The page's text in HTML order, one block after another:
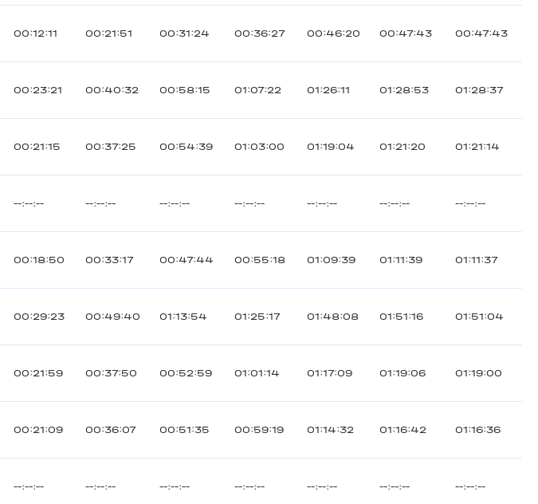
00:12:11 00:21:51 00:31:24 00:36:27 00:46:20 00:47:43 00:47:43
00:23:21 00:40:32 00:58:15 01:07:22 01:26:11 01:28:53 01:28:37
00:21:15 00:37:25 00:54:39 01:03:00 01:19:04 01:21:20 01:21:14
--:--:-- --:--:-- --:--:-- --:--:-- --:--:-- --:--:-- --:--:--
00:18:50 00:33:17 00:47:44 00:55:18 01:09:39 01:11:39 01:11:37
00:29:23 00:49:40 01:13:54 01:25:17 01:48:08 01:51:16 01:51:04
00:21:59 00:37:50 00:52:59 01:01:14 01:17:09 01:19:06 01:19:00
00:21:09 00:36:07 00:51:35 00:59:19 01:14:32 01:16:42 01:16:36
--:--:-- --:--:-- --:--:-- --:--:-- --:--:-- --:--:-- --:--:--